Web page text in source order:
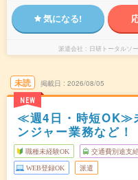
気になる!
派遣会社 日研トータルソ
未読
NEW
掲載日 2026/08/05
≪週4日・時短OK≫
ンジャー業務など！
職種未経験OK 交通費別途支
WEB登録OK 派遣